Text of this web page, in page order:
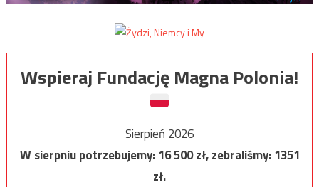
Wspieraj Fundację Magna Polonia!
Sierpień 2026
W sierpniu potrzebujemy:16 500zł, zebraliśmy:1351
zł.